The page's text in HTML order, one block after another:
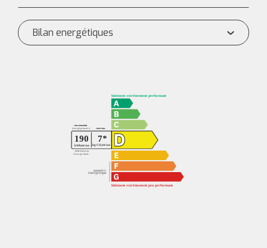
Bilan energétiques